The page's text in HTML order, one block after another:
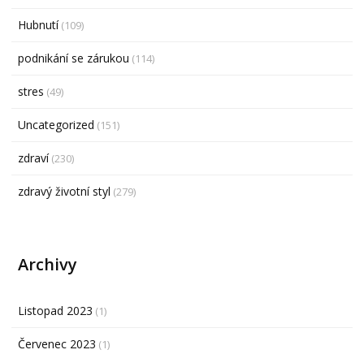
Hubnutí(109)
podnikání se zárukou (114)
stres (49)
Uncategorized (151)
zdraví(230)
zdravý životní styl (279)
Archivy
Listopad 2023 (1)
Červenec 2023 (1)